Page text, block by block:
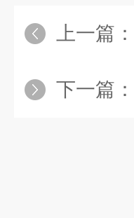
上一篇：
下一篇：